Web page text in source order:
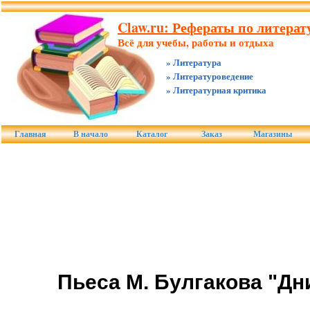
Claw.ru: Рефераты по
Всё для учебы, работы и отдыха
» Литература
» Литературоведение
» Литературная критика
Главная В начало Каталог Заказ Магазины
Пьеса М. Булгакова